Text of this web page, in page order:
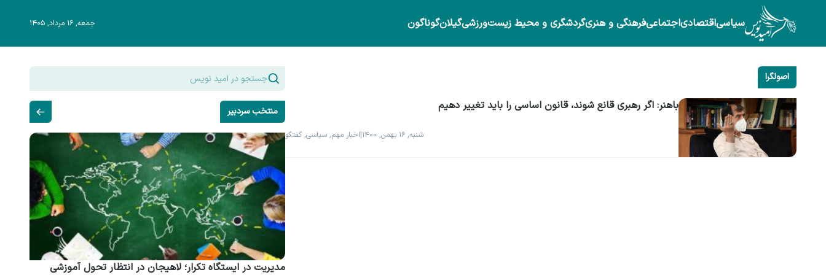
سیاسیاقتصادیاجتماعیفرهنگی و هنریگردشگری و محیط زیستورزشیگیلانگوناگون جمعه, ۱۶ مرداد, ۱۴۰۵
اصولگرا
باهنر: اگر رهبری قانع شوند، قانون اساسی را باید تغییر دهیم
شنبه, ۱۶ بهمن, ۱۴۰۰ |اخبار مهم, سیاسی, گفتگو
منتخب سردبیر
مدیریت در ایستگاه تکرار؛ لاهیجان در انتظار تحول آموزشی